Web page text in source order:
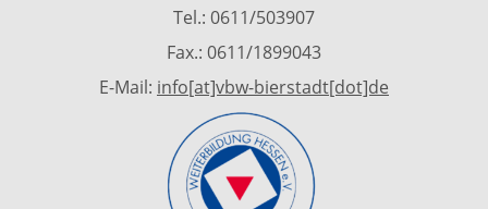
Tel.: 0611/503907
Fax.: 0611/1899043
E-Mail: info[at]vbw-bierstadt[dot]de